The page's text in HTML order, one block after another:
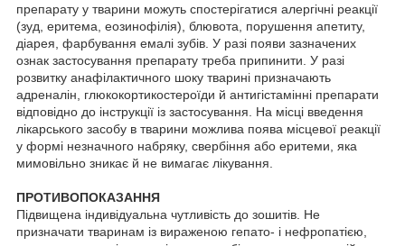
препарату у тварини можуть спостерігатися алергічні реакції
(зуд, еритема, еозинофілія), блювота, порушення апетиту,
діарея, фарбування емалі зубів. У разі появи зазначених
ознак застосування препарату треба припинити. У разі
розвитку анафілактичного шоку тварині призначають
адреналін, глюкокортикостероїди й антигістамінні препарати
відповідно до інструкції із застосування. На місці введення
лікарського засобу в тварини можлива поява місцевої реакції
у формі незначного набряку, свербіння або еритеми, яка
мимовільно зникає й не вимагає лікування.
ПРОТИВОПОКАЗАННЯ
Підвищена індивідуальна чутливість до зошитів. Не
призначати тваринам із вираженою гепато- і нефропатією,